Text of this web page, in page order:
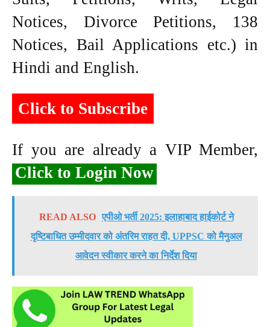
Notices, Divorce Petitions, 138
Notices, Bail Applications etc.) in
Hindi and English.
Click to Subscribe
If you are already a VIP Member,
Click to Login Now
READ ALSO एपीओ भर्ती 2025: इलाहाबाद हाईकोर्ट ने
दृष्टिबाधित उम्मीदवार को अंतरिम राहत दी, UPPSC को मैनुअल
आवेदन स्वीकार करने का निर्देश दिया